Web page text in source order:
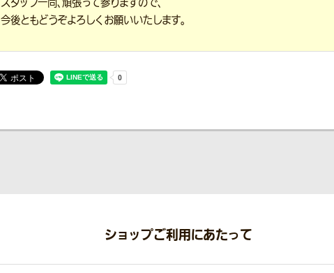
スタッフ一同、頑張って参りますので、
今後ともどうぞよろしくお願いいたします。
ショップご利用にあたって